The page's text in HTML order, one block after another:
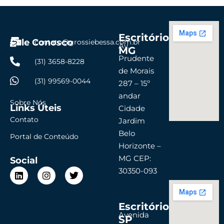
Fale Conosco
contato@grossiebessa.com.br
(31) 3658-8228
(31) 99569-0044
Links Úteis
Sobre Nós
Contato
Portal de Conteúdo
Social
L
i
n
I
n
s
T
w
i
Escritório
MG
Av.
Prudente
de Morais
287 – 15º
andar
Cidade
Jardim
Belo
Horizonte –
MG CEP:
30350-093
Escritório
SP
Avenida